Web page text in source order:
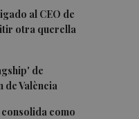
al CEO de
otra querella
de
de València
como